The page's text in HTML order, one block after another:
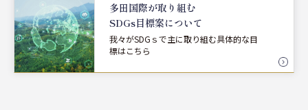
多田国際が取り組む
SDGs目標案について
我々がSDGｓで主に取り組む具体的な目
標はこちら